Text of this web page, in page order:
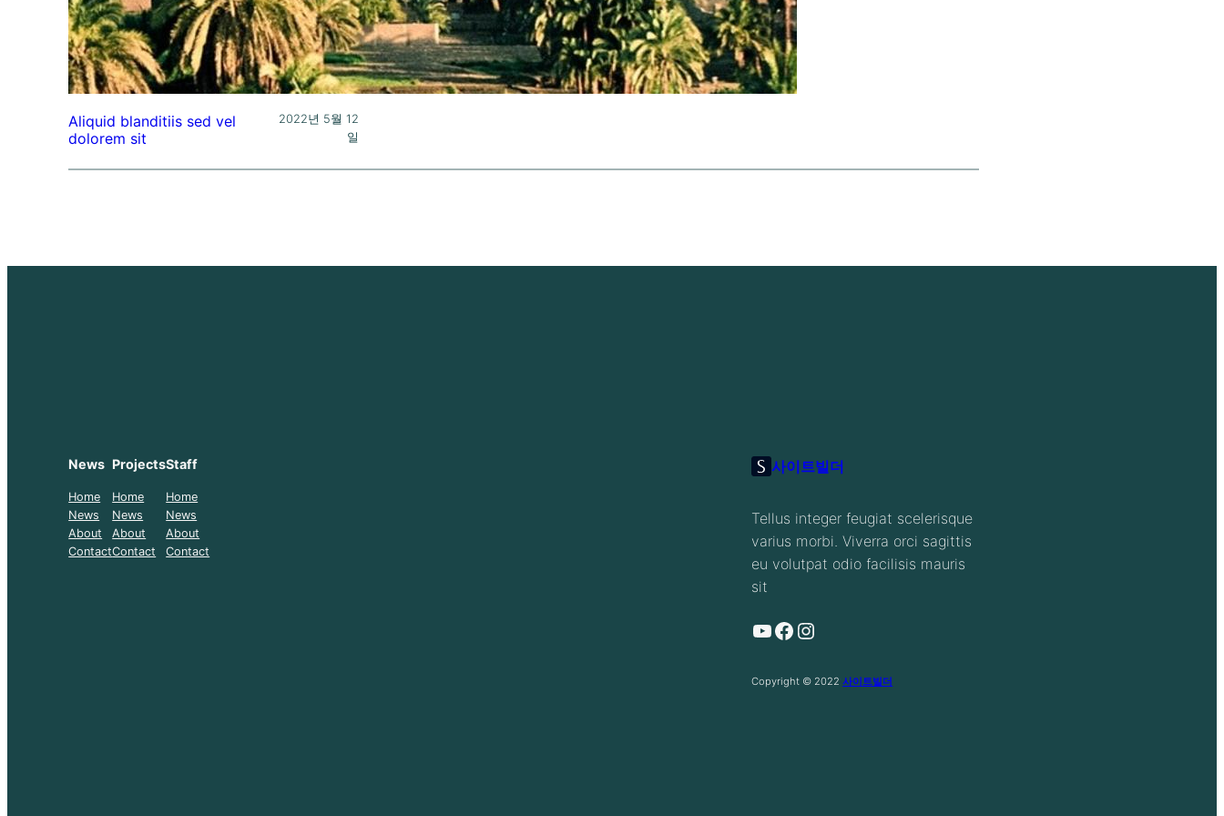
Aliquid blanditiis sed vel
dolorem sit
2022년 5월 12
일
News
Home
News
About
Contact
Projects
Home
News
About
Contact
Staff
Home
News
About
Contact
사이트빌더
Tellus integer feugiat scelerisque
varius morbi. Viverra orci sagittis
eu volutpat odio facilisis mauris
sit
YouTube Facebook Instagram
Copyright © 2022 사이트빌더